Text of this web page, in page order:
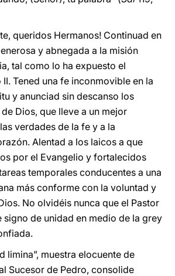
queridos Hermanos! Continuad en
y abnegada a la misión
tal como lo ha expuesto el
Tened una fe inconmovible en la
y anunciad sin descanso los
Dios, que lleve a un mejor
verdades de la fe y a la
Alentad a los laicos a que
por el Evangelio y fortalecidos
temporales conducentes a una
más conforme con la voluntad y
No olvidéis nunca que el Pastor
signo de unidad en medio de la grey
limina”, muestra elocuente de
Sucesor de Pedro, consolide